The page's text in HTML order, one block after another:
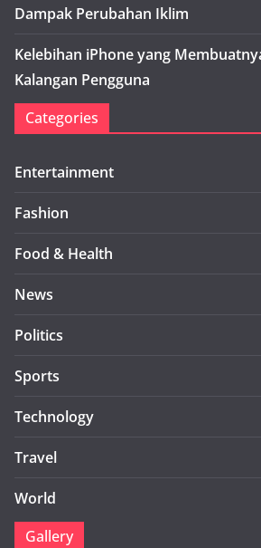
Dampak Perubahan Iklim
Kelebihan iPhone yang
Kalangan Pengguna
Categories
Entertainment
Fashion
Food & Health
News
Politics
Sports
Technology
Travel
World
Gallery